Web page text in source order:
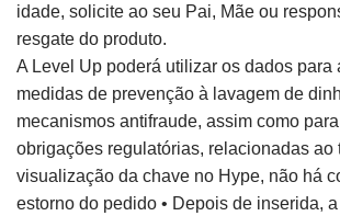
idade, solicite ao seu Pai, Mãe ou
resgate do produto.
A Level Up poderá utilizar os dados para
medidas de prevenção à lavagem de
mecanismos antifraude, assim como
obrigações regulatórias, relacionadas ao
visualização da chave no Hype, não há
estorno do pedido • Depois de inserida,